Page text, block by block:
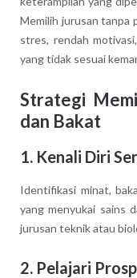
Memilih jurusan tanpa
stres, rendah
yang tidak sesuai
Strategi
dan Bakat
1. Kenali Diri
Identifikasi minat,
yang menyukai sains
jurusan teknik atau
2. Pelajari